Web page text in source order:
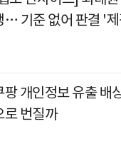
… 기준 없어 판결 '
팡 개인정보 유출
로 번질까